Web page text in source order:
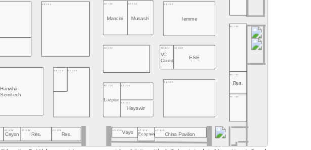
A3.128
Ceyon
A3.126
Res.
A3.120
Res.
A3.116
Ecopmin
A3.118Vayo A3.110
China Pavilion
A3.100
A3.119
A3.115
Lazpiur A3.111
Hayawin
A3.103
Hanwha
Semitech
A3.214
A3.102
Res.
A3.224
A3.215
A3.200
A3.211
VC
Count
A3.205
ESE
A3.221 A3.302
Iemme
A3.316
Mancini
A3.312
Musashi